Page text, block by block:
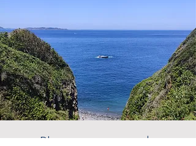
Plage et piscine de